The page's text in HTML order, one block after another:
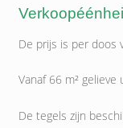
De prijs is per doos
Vanaf 66 m²
De tegels zijn